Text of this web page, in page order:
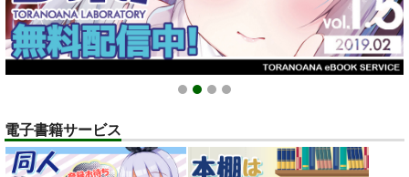
1 2 3 4
電子書籍サービス